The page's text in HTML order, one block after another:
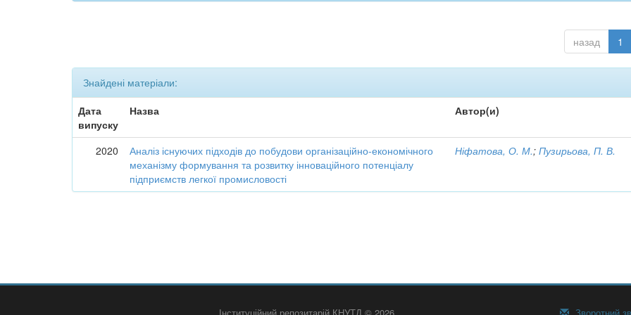
назад 1
Знайдені матеріали:
Дата
випуску
Назва Автор(и)
2020
Аналіз існуючих підходів до побудови організаційно-економічного
механізму формування та розвитку інноваційного потенціалу
підприємств легкої промисловості
Ніфатова, О. М.;Пузирьова, П. В.